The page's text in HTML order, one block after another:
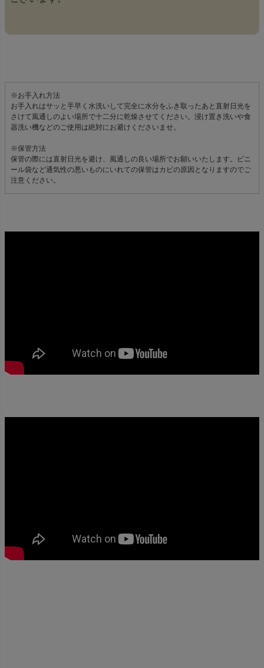
※お手入れ方法
お手入れはサッと手早く水洗いして完全に水分をふき取ったあと直射日光を
さけて風通しのよい場所で十二分に乾燥させてください。浸け置き洗いや食
器洗い機などのご使用は絶対にお避けくださいませ。
※保管方法
保管の際には直射日光を避け、風通しの良い場所でお願いいたします。ビニ
ール袋など通気性の悪いものにいれての保管はカビの原因となりますのでご
注意ください。